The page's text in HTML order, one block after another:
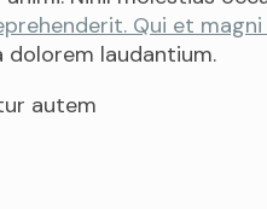
Qui et
dolorem laudantium.
autem